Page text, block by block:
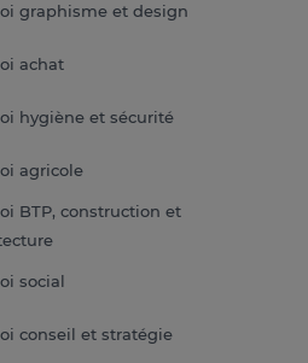
graphisme et design
achat
hygiène et sécurité
agricole
BTP, construction et
social
conseil et stratégie